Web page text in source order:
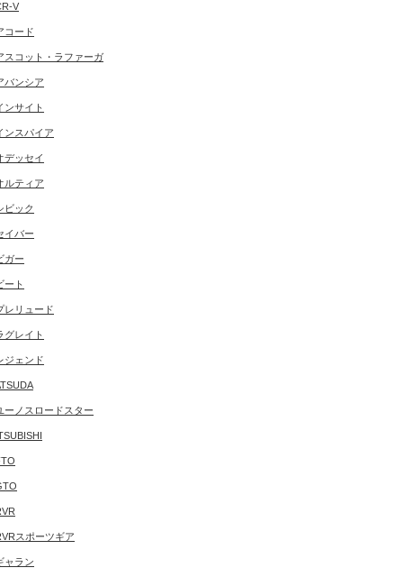
V
コード
スコット・ラファーガ
バンシア
ンサイト
ンスパイア
デッセイ
ルティア
ビック
イバー
ガー
ート
レリュード
グレイト
ジェンド
ーノスロードスター
スポーツギア
ャラン